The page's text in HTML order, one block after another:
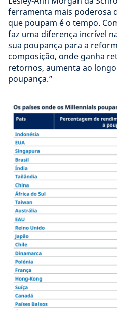
ferramenta mais poderosa
que poupam é o tempo.
faz uma diferença incrível
sua poupança para a
composição, onde ganha
retornos, aumenta ao
poupança.”